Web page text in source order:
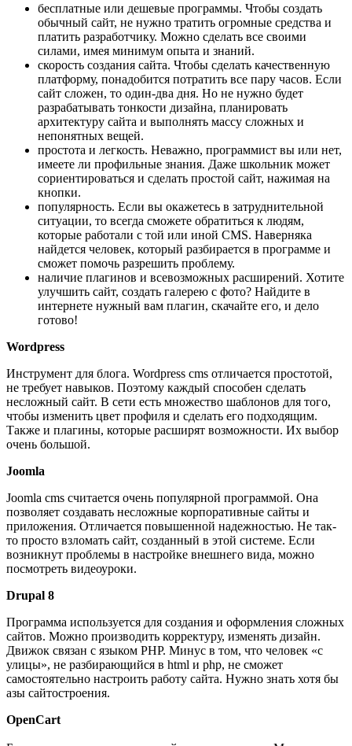
бесплатные или дешевые программы. Чтобы создать
обычный сайт, не нужно тратить огромные средства и
платить разработчику. Можно сделать все своими
силами, имея минимум опыта и знаний.
скорость создания сайта. Чтобы сделать качественную
платформу, понадобится потратить все пару часов. Если
сайт сложен, то один-два дня. Но не нужно будет
разрабатывать тонкости дизайна, планировать
архитектуру сайта и выполнять массу сложных и
непонятных вещей.
простота и легкость. Неважно, программист вы или нет,
имеете ли профильные знания. Даже школьник может
сориентироваться и сделать простой сайт, нажимая на
кнопки.
популярность. Если вы окажетесь в затруднительной
ситуации, то всегда сможете обратиться к людям,
которые работали с той или иной CMS. Наверняка
найдется человек, который разбирается в программе и
сможет помочь разрешить проблему.
наличие плагинов и всевозможных расширений. Хотите
улучшить сайт, создать галерею с фото? Найдите в
интернете нужный вам плагин, скачайте его, и дело
готово!
Wordpress
Инструмент для блога. Wordpress cms отличается простотой,
не требует навыков. Поэтому каждый способен сделать
несложный сайт. В сети есть множество шаблонов для того,
чтобы изменить цвет профиля и сделать его подходящим.
Также и плагины, которые расширят возможности. Их выбор
очень большой.
Joomla
Joomla cms считается очень популярной программой. Она
позволяет создавать несложные корпоративные сайты и
приложения. Отличается повышенной надежностью. Не так-
то просто взломать сайт, созданный в этой системе. Если
возникнут проблемы в настройке внешнего вида, можно
посмотреть видеоуроки.
Drupal 8
Программа используется для создания и оформления сложных
сайтов. Можно производить корректуру, изменять дизайн.
Движок связан с языком PHP. Минус в том, что человек «с
улицы», не разбирающийся в html и php, не сможет
самостоятельно настроить работу сайта. Нужно знать хотя бы
азы сайтостроения.
OpenCart